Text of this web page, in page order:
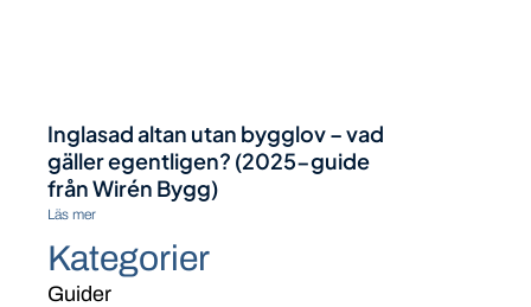
Inglasad altan utan bygglov – vad
gäller egentligen? (2025-guide
från Wirén Bygg)
Läs mer
Kategorier
Guider